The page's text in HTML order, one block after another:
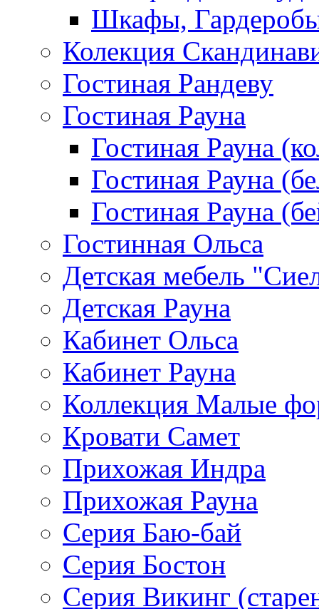
Шкафы,
Колекция
Гостиная Рандеву
Гостиная Рауна
Гостиная Рауна
Гостиная Рауна
Гостиная Рауна
Гостинная Ольса
Детская мебель
Детская Рауна
Кабинет Ольса
Кабинет Рауна
Коллекция Малые
Кровати Самет
Прихожая Индра
Прихожая Рауна
Серия Баю-бай
Серия Бостон
Серия Викинг